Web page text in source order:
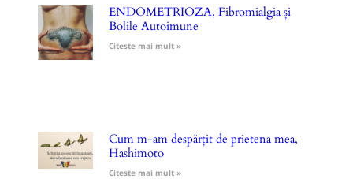
ENDOMETRIOZA, Fibromialgia și
Bolile Autoimune
Citeste mai mult »
Cum m-am despărțit de prietena mea,
Hashimoto
Citeste mai mult »